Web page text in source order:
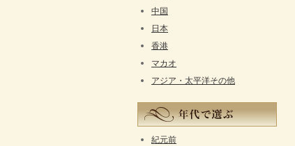
中国
日本
香港
マカオ
アジア・太平洋その他
紀元前